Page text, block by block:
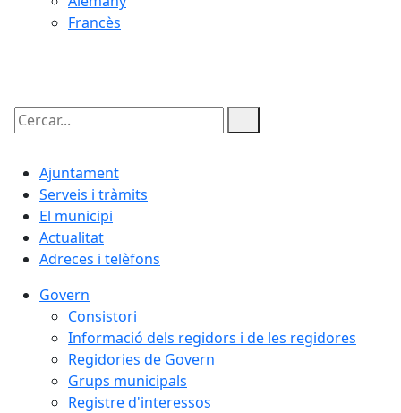
Francès
Cercar:
Ajuntament
Serveis i tràmits
El municipi
Actualitat
Adreces i telèfons
Govern
Consistori
Informació dels regidors i de les regidores
Regidories de Govern
Grups municipals
Registre d'interessos